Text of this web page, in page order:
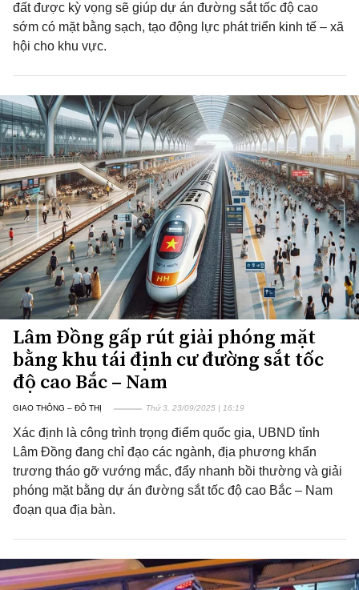
đất được kỳ vọng sẽ giúp dự án đường sắt tốc độ cao
sớm có mặt bằng sạch, tạo động lực phát triển kinh tế – xã
hội cho khu vực.
Lâm Đồng gấp rút giải phóng mặt
bằng khu tái định cư đường sắt tốc
độ cao Bắc – Nam
GIAO THÔNG – ĐÔ THỊ Thứ 3, 23/09/2025 | 16:19
Xác định là công trình trọng điểm quốc gia, UBND tỉnh
Lâm Đồng đang chỉ đạo các ngành, địa phương khẩn
trương tháo gỡ vướng mắc, đẩy nhanh bồi thường và giải
phóng mặt bằng dự án đường sắt tốc độ cao Bắc – Nam
đoạn qua địa bàn.